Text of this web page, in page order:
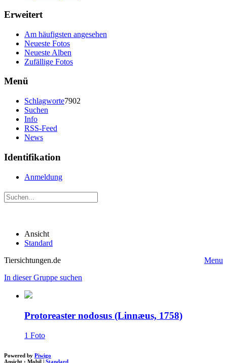
Erweitert
Am häufigsten angesehen
Neueste Fotos
Neueste Alben
Zufällige Fotos
Menü
Schlagworte7902
Suchen
Info
RSS-Feed
News
Identifikation
Anmeldung
Ansicht
Standard
Tiersichtungen.de
Menu
In dieser Gruppe suchen
Protoreaster nodosus (Linnæus, 1758)
1 Foto
Powered by Piwigo
Ansicht : Mobil Standard